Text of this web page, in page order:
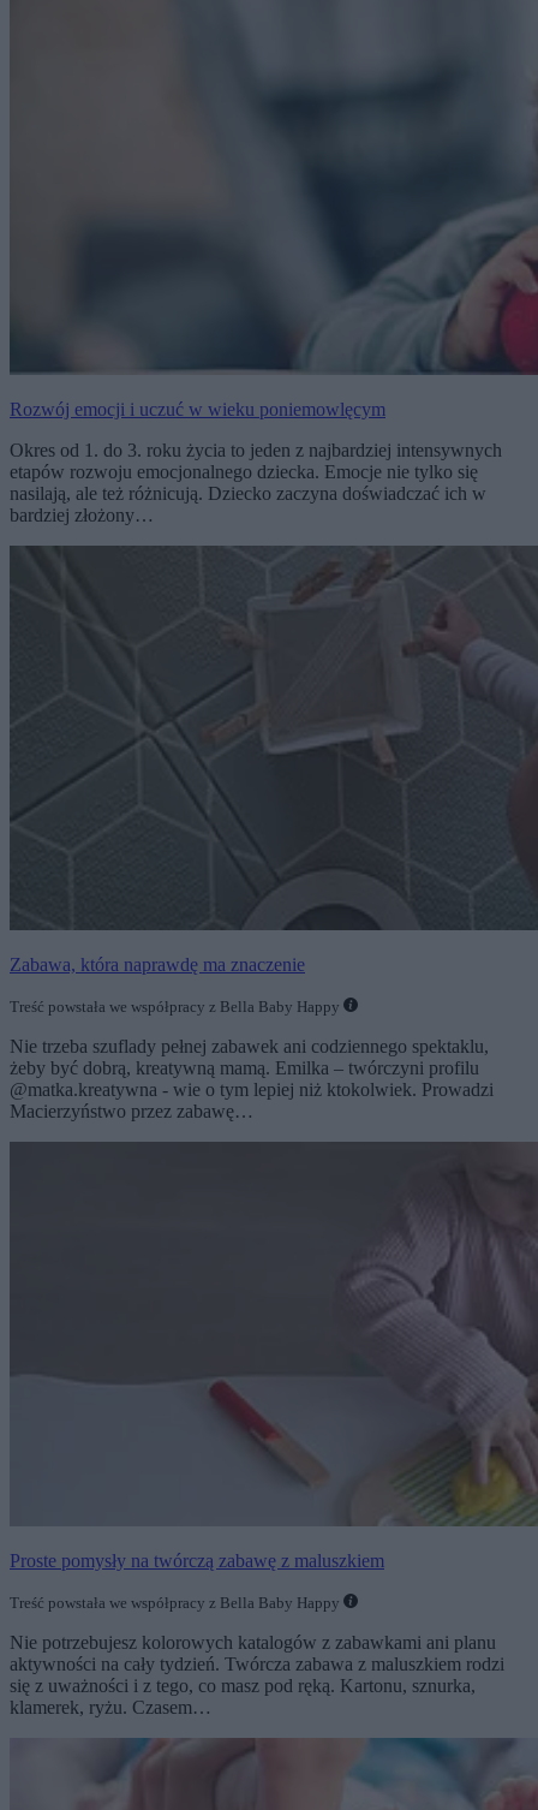
Rozwój emocji i uczuć w wieku poniemowlęcym
Okres od 1. do 3. roku życia to jeden z najbardziej intensywnych
etapów rozwoju emocjonalnego dziecka. Emocje nie tylko się
nasilają, ale też różnicują. Dziecko zaczyna doświadczać ich w
bardziej złożony…
Zabawa, która naprawdę ma znaczenie
Treść powstała we współpracy z Bella Baby Happy
Nie trzeba szuflady pełnej zabawek ani codziennego spektaklu,
żeby być dobrą, kreatywną mamą. Emilka – twórczyni profilu
@matka.kreatywna - wie o tym lepiej niż ktokolwiek. Prowadzi
Macierzyństwo przez zabawę…
Proste pomysły na twórczą zabawę z maluszkiem
Treść powstała we współpracy z Bella Baby Happy
Nie potrzebujesz kolorowych katalogów z zabawkami ani planu
aktywności na cały tydzień. Twórcza zabawa z maluszkiem rodzi
się z uważności i z tego, co masz pod ręką. Kartonu, sznurka,
klamerek, ryżu. Czasem…